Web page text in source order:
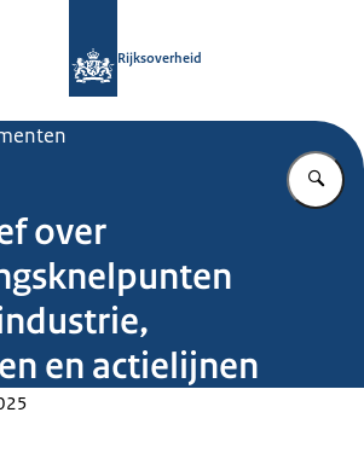
Rijksoverheid
over
en actielijnen